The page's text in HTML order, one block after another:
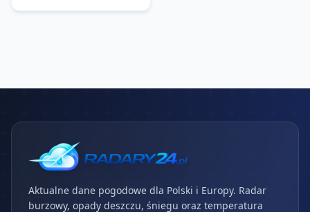
Aktualne dane pogodowe dla Polski i Europy. Radar
burzowy, opady deszczu, śniegu oraz temperatura